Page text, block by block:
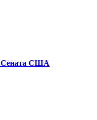
Сената США